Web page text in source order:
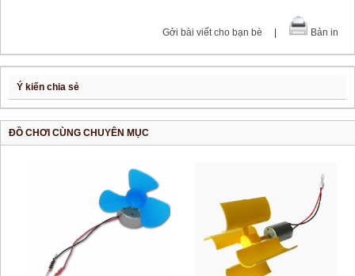
Gởi bài viết cho bạn bè Bản in
Ý kiến chia sẻ
ĐỒ CHƠI CÙNG CHUYÊN MỤC